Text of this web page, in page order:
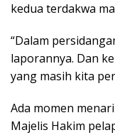
kedua terdakwa
“Dalam
laporannya. Dan
yang masih kita
Ada momen
Majelis Hakim